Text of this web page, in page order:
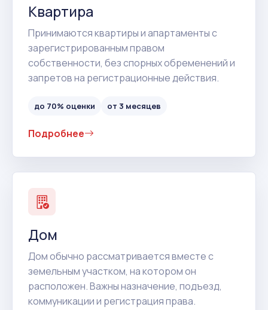
Квартира
Принимаются квартиры и апартаменты с
зарегистрированным правом
собственности, без спорных обременений и
запретов на регистрационные действия.
до 70% оценки от 3 месяцев
Подробнее
Дом
Дом обычно рассматривается вместе с
земельным участком, на котором он
расположен. Важны назначение, подъезд,
коммуникации и регистрация права.